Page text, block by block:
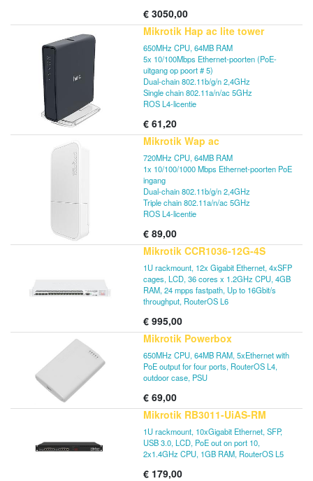
€ 3050,00
Mikrotik Hap ac lite tower
650MHz CPU, 64MB RAM
5x 10/100Mbps Ethernet-poorten (PoE-
uitgang op poort # 5)
Dual-chain 802.11b/g/n 2,4GHz
Single chain 802.11a/n/ac 5GHz
ROS L4-licentie
€ 61,20
Mikrotik Wap ac
720MHz CPU, 64MB RAM
1x 10/100/1000 Mbps Ethernet-poorten PoE
ingang
Dual-chain 802.11b/g/n 2,4GHz
Triple chain 802.11a/n/ac 5GHz
ROS L4-licentie
€ 89,00
Mikrotik CCR1036-12G-4S
1U rackmount, 12x Gigabit Ethernet, 4xSFP
cages, LCD, 36 cores x 1.2GHz CPU, 4GB
RAM, 24 mpps fastpath, Up to 16Gbit/s
throughput, RouterOS L6
€ 995,00
Mikrotik Powerbox
650MHz CPU, 64MB RAM, 5xEthernet with
PoE output for four ports, RouterOS L4,
outdoor case, PSU
€ 69,00
Mikrotik RB3011-UiAS-RM
1U rackmount, 10xGigabit Ethernet, SFP,
USB 3.0, LCD, PoE out on port 10,
2x1.4GHz CPU, 1GB RAM, RouterOS L5
€ 179,00